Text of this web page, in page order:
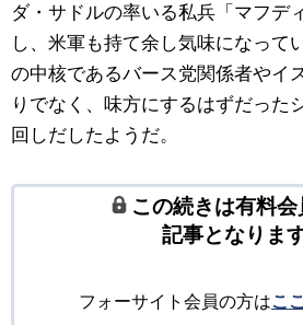
ダ・サドルの率いる私兵「マフデ
し、米軍も持て余し気味になって
の中核であるバース党関係者やイ
りでなく、味方にするはずだった
回しだしたようだ。
この続きは有料
記事となります
フォーサイト会員の方はこ